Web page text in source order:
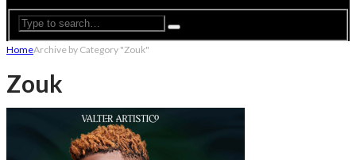
HomeArchive by Category "Zouk"
Zouk